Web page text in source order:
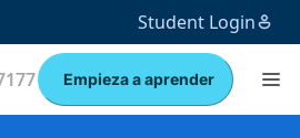
Student Login
Empieza a aprender